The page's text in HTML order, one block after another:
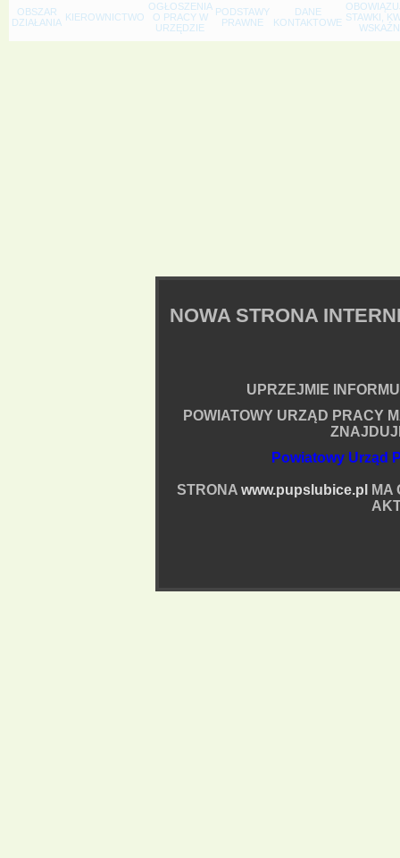
OBSZAR
DZIAŁANIA KIEROWNICTWO
OGŁOSZENIA
O PRACY W
URZĘDZIE
PODSTAWY
PRAWNE
DANE
KONTAKTOWE STAWKI,
NOWA STRONA
UPRZEJMIE
POWIATOWY URZĄD PRACY
Powiatowy Urząd
STRONA www.pupslubice.pl
MA